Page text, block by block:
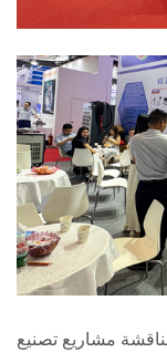
مشاريع تصنيع